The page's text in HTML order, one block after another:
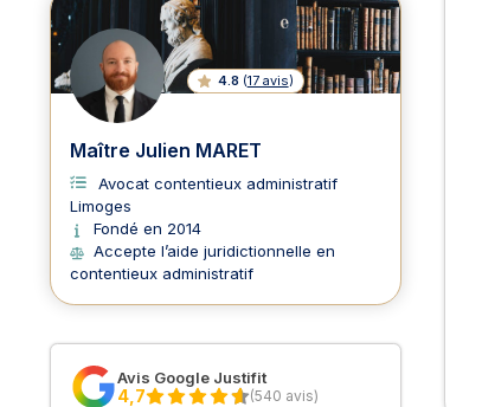
4.8 (17 avis)
Maître Julien MARET
Avocat contentieux administratif
Limoges
Fondé en 2014
Accepte l’aide juridictionnelle en
contentieux administratif
Avis Google Justifit
4,7 (540 avis)